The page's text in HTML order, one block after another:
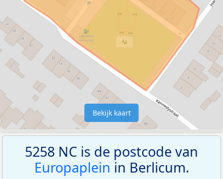
Bekijk kaart
5258 NC is de postcode van
Europaplein in Berlicum.